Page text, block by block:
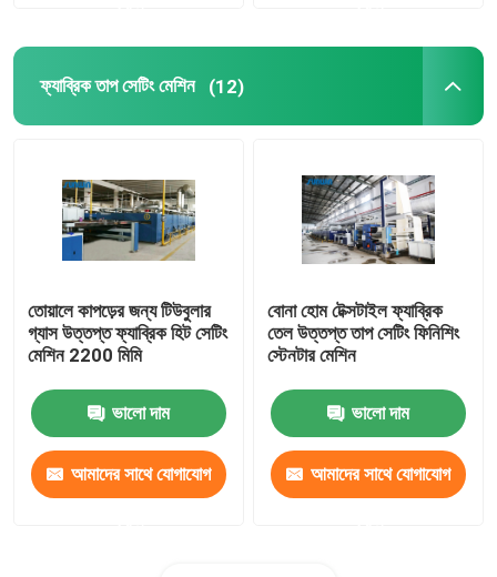
ফ্যাব্রিক তাপ সেটিং মেশিন (12)
তোয়ালে কাপড়ের জন্য টিউবুলার
গ্যাস উত্তপ্ত ফ্যাব্রিক হিট সেটিং
মেশিন 2200 মিমি
ভালো দাম
আমাদের সাথে যোগাযোগ
বোনা হোম টেক্সটাইল ফ্যাব্রিক
তেল উত্তপ্ত তাপ সেটিং ফিনিশিং
স্টেনটার মেশিন
ভালো দাম
আমাদের সাথে যোগাযোগ